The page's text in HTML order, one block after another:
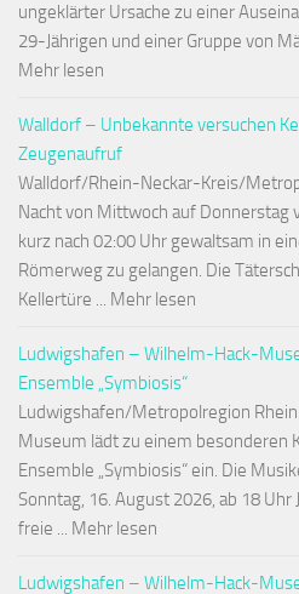
ungeklärter Ursache zu einer
29-Jährigen und einer Gruppe von
Mehr lesen
Walldorf – Unbekannte versuchen
Zeugenaufruf
Walldorf/Rhein-Neckar-Kreis/
Nacht von Mittwoch auf Donnerstag
kurz nach 02:00 Uhr gewaltsam in
Römerweg zu gelangen. Die
Kellertüre ... Mehr lesen
Ludwigshafen – Wilhelm-Hack-
Ensemble „Symbiosis“
Ludwigshafen/Metropolregion
Museum lädt zu einem besonderen
Ensemble „Symbiosis“ ein. Die
Sonntag, 16. August 2026, ab 18 Uhr
freie ... Mehr lesen
Ludwigshafen – Wilhelm-Hack-